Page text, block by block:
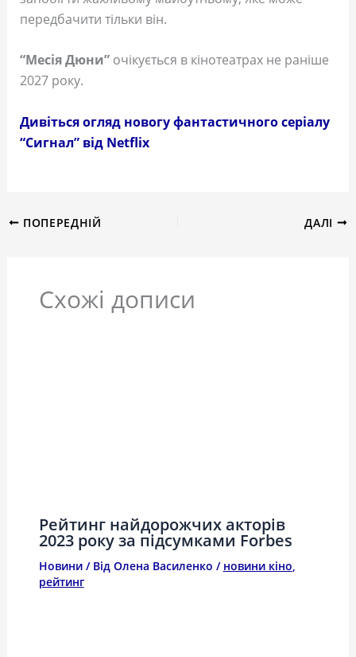
передбачити тільки він.
“Месія Дюни” очікується в кінотеатрах не раніше
2027 року.
Дивіться огляд новогу фантастичного серіалу
“Сигнал” від Netflix
ПОПЕРЕДНІЙ ДАЛІ
Схожі дописи
Рейтинг найдорожчих акторів
2023 року за підсумками Forbes
Новини/ Від Олена Василенко / новини кіно
рейтинг